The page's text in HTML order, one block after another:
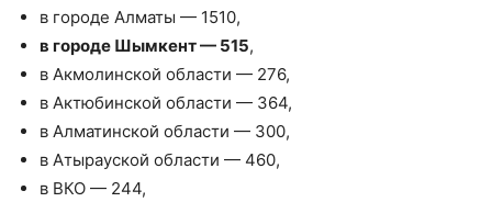
в городе Алматы — 1510,
в городе Шымкент — 515,
в Акмолинской области — 276,
в Актюбинской области — 364,
в Алматинской области — 300,
в Атырауской области — 460,
в ВКО — 244,